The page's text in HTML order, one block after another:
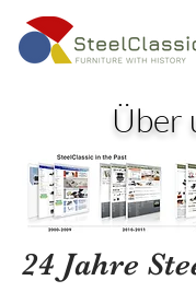
Über
24 Jahre